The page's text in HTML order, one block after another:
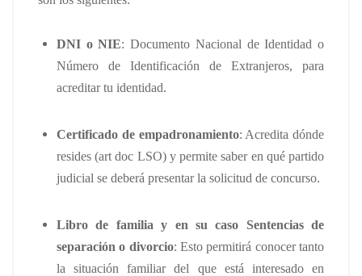
DNI o NIE: Documento Nacional de Identidad o
Número de Identificación de Extranjeros, para
acreditar tu identidad.
Certificado de empadronamiento: Acredita dónde
resides (art doc LSO) y permite saber en qué partido
judicial se deberá presentar la solicitud de concurso.
Libro de familia y en su caso Sentencias de
separación o divorcio: Esto permitirá conocer tanto
la situación familiar del que está interesado en